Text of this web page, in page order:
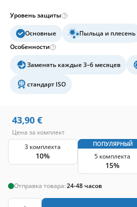
Уровень защиты
Основные
Пыльца и плесень
Особенности
Заменять каждые 3–6 месяцев
стандарт ISO
43,90 €
Цена за комплект
3 комплекта
10%
ПОПУЛЯРНЫЙ
5 комплекта
15%
Отправка товара:24-48 часов